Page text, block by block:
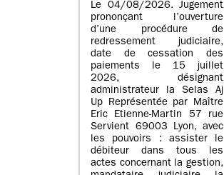
Le 04/08/2026. Jugement
prononçant l’ouverture
d’une procédure de
redressement judiciaire,
date de cessation des
paiements le 15 juillet
2026, désignant
administrateur la Selas Aj
Up Représentée par Maître
Eric Etienne-Martin 57 rue
Servient 69003 Lyon, avec
les pouvoirs : assister le
débiteur dans tous les
actes concernant la gestion,